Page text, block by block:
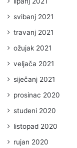
svibanj 2021
travanj 2021
ožujak 2021
veljača 2021
siječanj 2021
prosinac 2020
studeni 2020
listopad 2020
rujan 2020